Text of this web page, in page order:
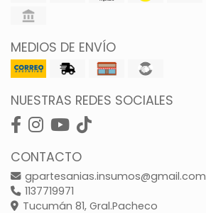
MEDIOS DE ENVÍO
NUESTRAS REDES SOCIALES
CONTACTO
gpartesanias.insumos@gmail.com
1137719971
Tucumán 81, Gral.Pacheco